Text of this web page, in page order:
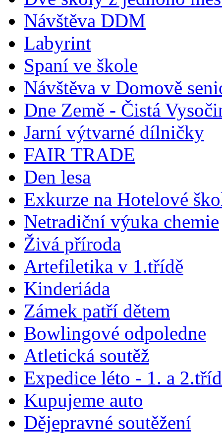
Návštěva DDM
Labyrint
Spaní ve škole
Návštěva v Domově
Dne Země - Čistá
Jarní výtvarné dílničky
FAIR TRADE
Den lesa
Exkurze na Hotelové
Netradiční výuka chemie
Živá příroda
Artefiletika v 1.třídě
Kinderiáda
Zámek patří dětem
Bowlingové odpoledne
Atletická soutěž
Expedice léto - 1. a
Kupujeme auto
Dějepravné soutěžení